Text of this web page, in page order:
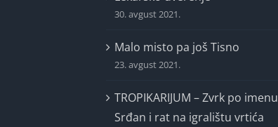
30. avgust 2021.
Malo misto pa još Tisno
23. avgust 2021.
TROPIKARIJUM – Zvrk po imenu
Srđan i rat na igralištu vrtića